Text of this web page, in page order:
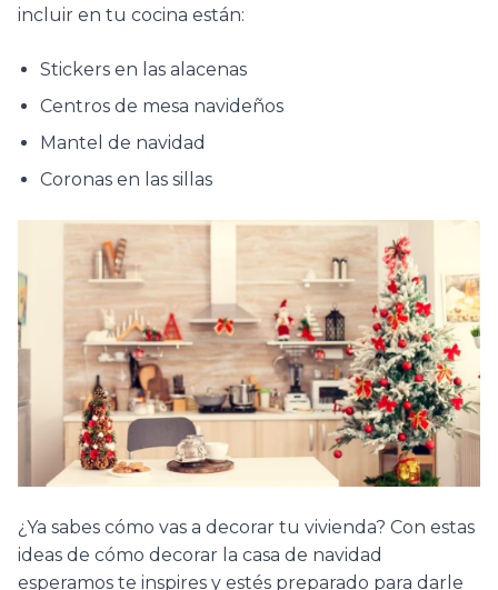
incluir en tu cocina están:
Stickers en las alacenas
Centros de mesa navideños
Mantel de navidad
Coronas en las sillas
¿Ya sabes cómo vas a decorar tu vivienda? Con estas
ideas de cómo decorar la casa de navidad
esperamos te inspires y estés preparado para darle